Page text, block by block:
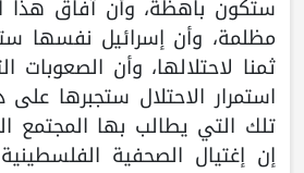
ستكون باهظة، وأن آفاق هذا
مظلمة، وأن إسرائيل نفسها
ثمنا لاحتلالها، وأن
استمرار الاحتلال ستجبرها
تلك التي يطالب بها المجتمع
إن إغتيال الصحفية